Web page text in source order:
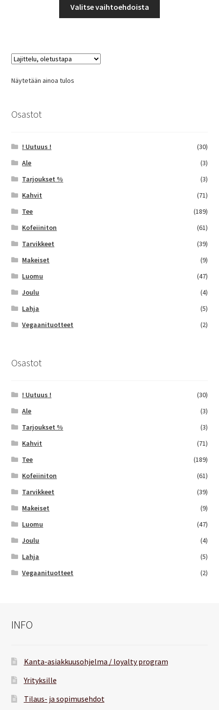
-
130,00 €
Valitse vaihtoehdoista
Näytetään ainoa tulos
Osastot
! Uutuus !
(30)
Ale
(3)
Tarjoukset %
(3)
Kahvit
(71)
Tee
(189)
Kofeiiniton
(61)
Tarvikkeet
(39)
Makeiset
(9)
Luomu
(47)
Joulu
(4)
Lahja
(5)
Vegaanituotteet
(2)
Osastot
! Uutuus !
(30)
Ale
(3)
Tarjoukset %
(3)
Kahvit
(71)
Tee
(189)
Kofeiiniton
(61)
Tarvikkeet
(39)
Makeiset
(9)
Luomu
(47)
Joulu
(4)
Lahja
(5)
Vegaanituotteet
(2)
INFO
Kanta-asiakkuusohjelma / loyalty program
Yrityksille
Tilaus- ja sopimusehdot